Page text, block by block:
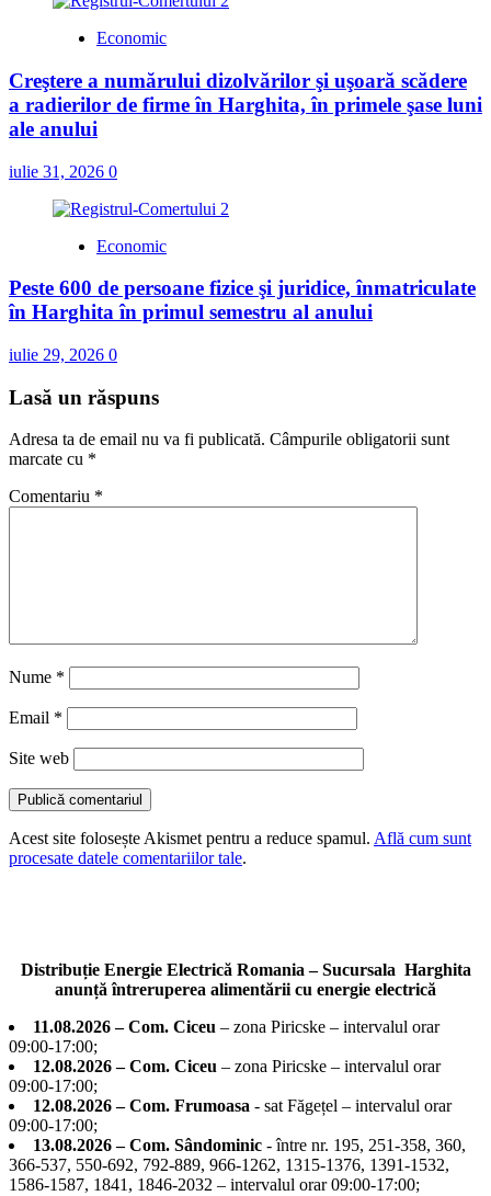
Economic
Creştere a numărului dizolvărilor şi uşoară scădere
a radierilor de firme în Harghita, în primele şase luni
ale anului
iulie 31, 2026 0
Economic
Peste 600 de persoane fizice şi juridice, înmatriculate
în Harghita în primul semestru al anului
iulie 29, 2026 0
Lasă un răspuns
Adresa ta de email nu va fi publicată. Câmpurile obligatorii sunt
marcate cu *
Comentariu *
Nume *
Email *
Site web
Acest site folosește Akismet pentru a reduce spamul. Află cum sunt
procesate datele comentariilor tale.
Distribuție Energie Electrică Romania – Sucursala Harghita
anunță întreruperea alimentării cu energie electrică
11.08.2026 – Com. Ciceu – zona Piricske – intervalul orar
09:00-17:00;
12.08.2026 – Com. Ciceu – zona Piricske – intervalul orar
09:00-17:00;
12.08.2026 – Com. Frumoasa - sat Făgețel – intervalul orar
09:00-17:00;
13.08.2026 – Com. Sândominic - între nr. 195, 251-358, 360,
366-537, 550-692, 792-889, 966-1262, 1315-1376, 1391-1532,
1586-1587, 1841, 1846-2032 – intervalul orar 09:00-17:00;